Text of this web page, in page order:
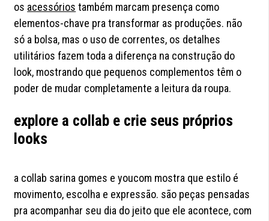
os acessórios também marcam presença como
elementos-chave pra transformar as produções. não
só a bolsa, mas o uso de correntes, os detalhes
utilitários fazem toda a diferença na construção do
look, mostrando que pequenos complementos têm o
poder de mudar completamente a leitura da roupa.
explore a collab e crie seus próprios
looks
a collab sarina gomes e youcom mostra que estilo é
movimento, escolha e expressão. são peças pensadas
pra acompanhar seu dia do jeito que ele acontece, com